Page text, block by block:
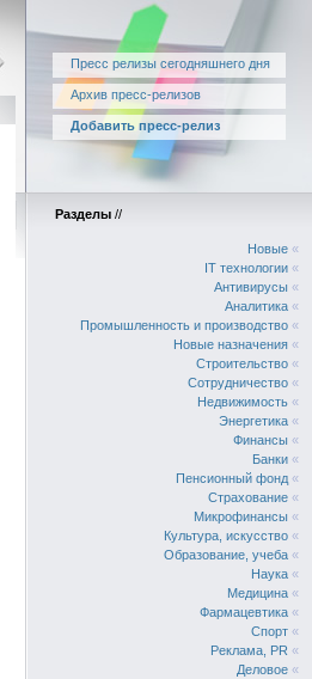
Пресс релизы сегодняшнего дня
Архив пресс-релизов
Добавить пресс-релиз
Разделы //
Новые «
IT технологии «
Антивирусы «
Аналитика «
Промышленность и производство «
Новые назначения «
Строительство «
Сотрудничество «
Недвижимость «
Энергетика «
Финансы «
Банки «
Пенсионный фонд «
Страхование «
Микрофинансы «
Культура, искусство «
Образование, учеба «
Наука «
Медицина «
Фармацевтика «
Спорт «
Реклама, PR «
Деловое «